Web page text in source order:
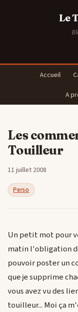
Le
Accueil
A
Les
Touilleur
11 juillet 2008
Perso
Un petit mot pour
matin l'obligation
pouvoir poster un
que je supprime
vous avez vu des
touilleur... Moi ça